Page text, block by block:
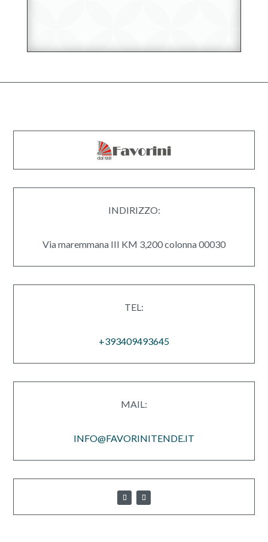
INDIRIZZO:
Via maremmana III KM 3,200 colonna 00030
TEL:
+393409493645
MAIL:
INFO@FAVORINITENDE.IT